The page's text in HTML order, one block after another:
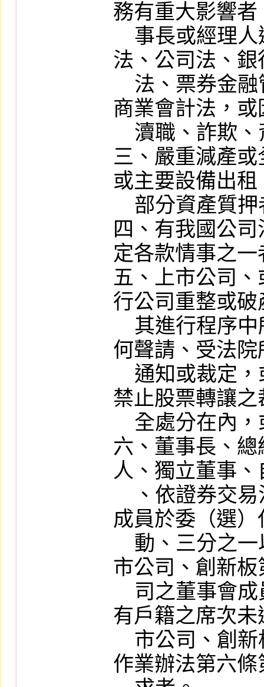
務有重大影響
法、公司法、
商業會計法，
三、嚴重減產
或主要設備出
四、有我國公
定各款情事之一
五、上市公司
行公司重整或
何聲請、受法
禁止股票轉讓
六、董事長、
人、獨立董事
成員於委（選
市公司、創新
有戶籍之席次
作業辦法第六